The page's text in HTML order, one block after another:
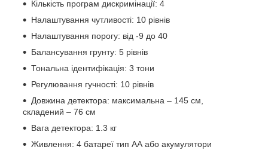
Кількість програм дискримінації: 4
Налаштування чутливості: 10 рівнів
Налаштування порогу: від -9 до 40
Балансування грунту: 5 рівнів
Тональна ідентифікація: 3 тони
Регулювання гучності: 10 рівнів
Довжина детектора: максимальна – 145 см,
складений – 76 см
Вага детектора: 1.3 кг
Живлення: 4 батареї тип АА або акумулятори